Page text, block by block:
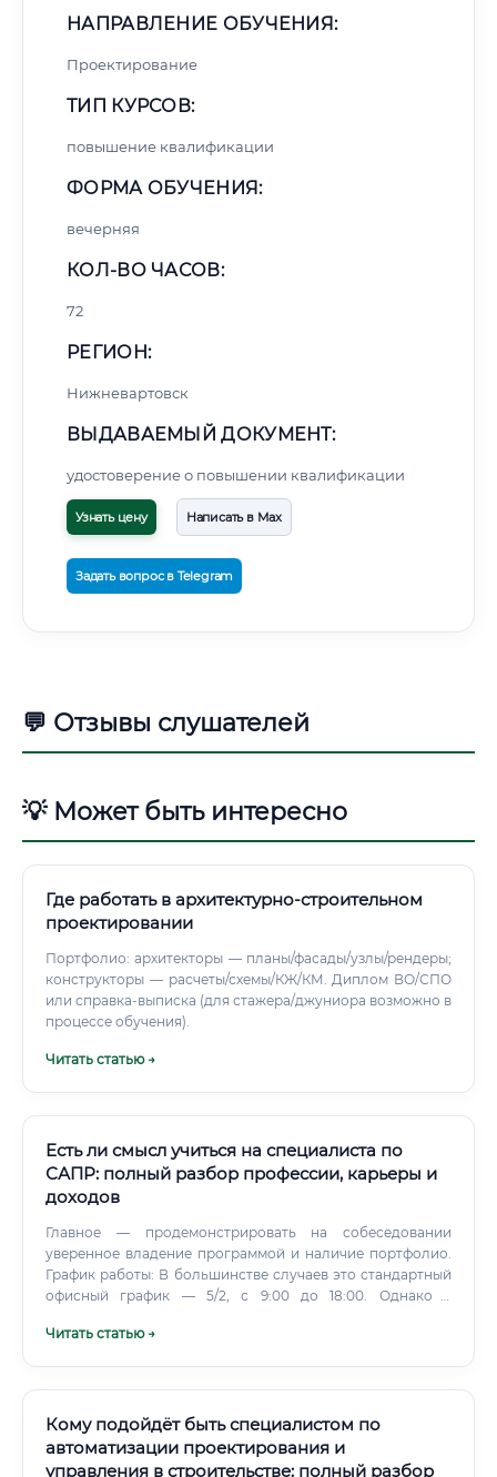
НАПРАВЛЕНИЕ ОБУЧЕНИЯ:
Проектирование
ТИП КУРСОВ:
повышение квалификации
ФОРМА ОБУЧЕНИЯ:
вечерняя
КОЛ-ВО ЧАСОВ:
72
РЕГИОН:
Нижневартовск
ВЫДАВАЕМЫЙ ДОКУМЕНТ:
удостоверение о повышении квалификации
Узнать цену Написать в Max
Задать вопрос в Telegram
💬 Отзывы слушателей
💡 Может быть интересно
Где работать в архитектурно-строительном
проектировании
Портфолио: архитекторы — планы/фасады/узлы/рендеры;
конструкторы — расчеты/схемы/КЖ/КМ. Диплом ВО/СПО
или справка-выписка (для стажера/джуниора возможно в
процессе обучения).
Читать статью →
Есть ли смысл учиться на специалиста по
САПР: полный разбор профессии, карьеры и
доходов
Главное — продемонстрировать на собеседовании
уверенное владение программой и наличие портфолио.
График работы: В большинстве случаев это стандартный
офисный график — 5/2, с 9:00 до 18:00. Однако в
гибридный или полностью удаленный формат работы
Читать статью →
Кому подойдёт быть специалистом по
автоматизации проектирования и
управления в строительстве: полный разбор